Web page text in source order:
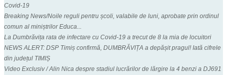
Covid-19
Breaking News/Noile reguli pentru școli, valabile de luni, aprobate prin ordinul
comun al miniștrilor Educa...
La Dumbrăvița rata de infectare cu Covid-19 a trecut de 8 la mia de locuitori
NEWS ALERT: DSP Timiș confirmă, DUMBRĂVIȚA a depășit pragul! Iată cifrele
din județul TIMIȘ
Video Exclusiv / Alin Nica despre stadiul lucrărilor de lărgire la 4 benzi a DJ691